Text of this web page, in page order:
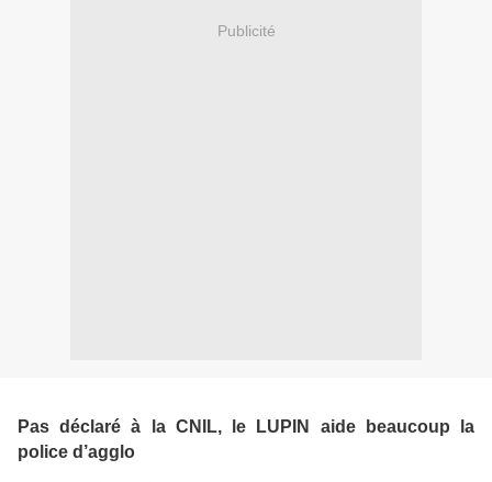
Publicité
Pas déclaré à la CNIL, le LUPIN aide beaucoup la
police d’agglo